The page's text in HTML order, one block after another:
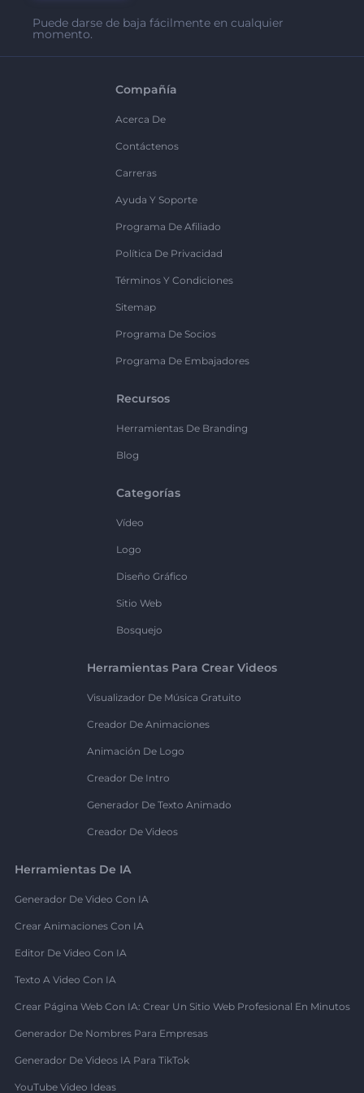
Puede darse de baja fácilmente en cualquier
momento.
Compañía
Acerca De
Contáctenos
Carreras
Ayuda Y Soporte
Programa De Afiliado
Política De Privacidad
Términos Y Condiciones
Sitemap
Programa De Socios
Programa De Embajadores
Recursos
Herramientas De Branding
Blog
Categorías
Vídeo
Logo
Diseño Gráfico
Sitio Web
Bosquejo
Herramientas Para Crear Videos
Visualizador De Música Gratuito
Creador De Animaciones
Animación De Logo
Creador De Intro
Generador De Texto Animado
Creador De Videos
Herramientas De IA
Generador De Video Con IA
Crear Animaciones Con IA
Editor De Video Con IA
Texto A Video Con IA
Crear Página Web Con IA: Crear Un Sitio Web Profesional En Minutos
Generador De Nombres Para Empresas
Generador De Videos IA Para TikTok
YouTube Video Ideas